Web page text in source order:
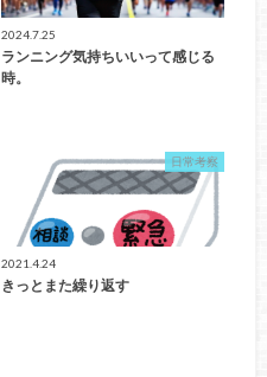
2024.7.25
ランニング気持ちいいって感じる
時。
日常考察
2021.4.24
きっとまた繰り返す